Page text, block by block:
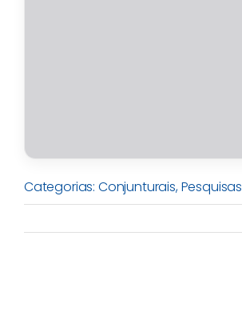
Categorias: Conjunturais,Pesquisas